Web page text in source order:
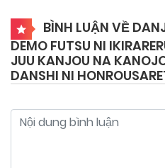
Chapter 14.5 30/07/2026
BÌNH LUẬN VỀ
DEMO FUTSU NI
JUU KANJOU NA
DANSHI NI